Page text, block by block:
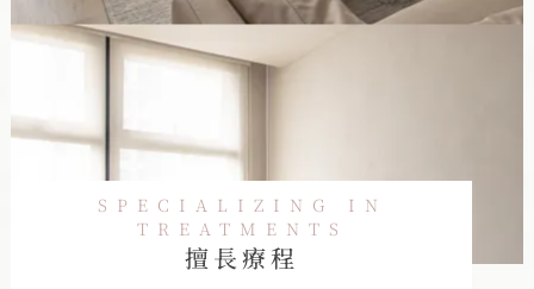
SPECIALIZING IN
TREATMENTS
擅長療程